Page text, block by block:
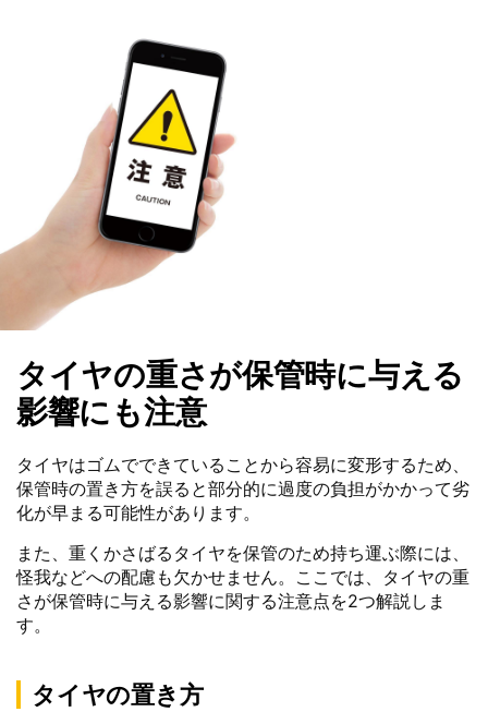
タイヤの重さが保管時に与える
影響にも注意
タイヤはゴムでできていることから容易に変形するため、
保管時の置き方を誤ると部分的に過度の負担がかかって劣
化が早まる可能性があります。
また、重くかさばるタイヤを保管のため持ち運ぶ際には、
怪我などへの配慮も欠かせません。ここでは、タイヤの重
さが保管時に与える影響に関する注意点を2つ解説しま
す。
タイヤの置き方